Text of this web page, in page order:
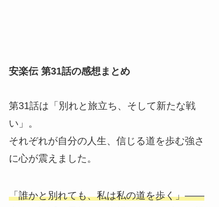
安楽伝 第31話の感想まとめ
第31話は「別れと旅立ち、そして新たな戦
い」。
それぞれが自分の人生、信じる道を歩む強さ
に心が震えました。
「誰かと別れても、私は私の道を歩く」――